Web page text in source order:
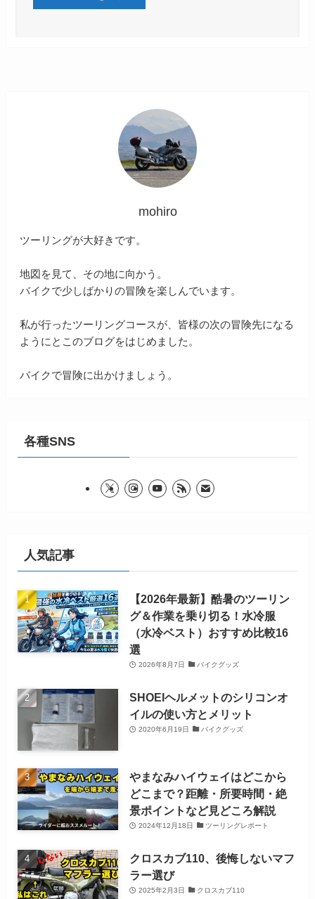
mohiro
ツーリングが大好きです。
地図を見て、その地に向かう。
バイクで少しばかりの冒険を楽しんでいます。
私が行ったツーリングコースが、皆様の次の冒険先になる
ようにとこのブログをはじめました。
バイクで冒険に出かけましょう。
各種SNS
人気記事
【2026年最新】酷暑のツーリン
グ＆作業を乗り切る！水冷服
（水冷ベスト）おすすめ比較16
選
2026年8月7日 バイクグッズ
SHOEIヘルメットのシリコンオ
イルの使い方とメリット
2020年6月19日 バイクグッズ
やまなみハイウェイはどこから
どこまで？距離・所要時間・絶
景ポイントなど見どころ解説
2024年12月18日 ツーリングレポート
クロスカブ110、後悔しないマフ
ラー選び
2025年2月3日 クロスカブ110